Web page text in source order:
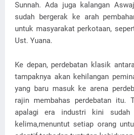
Sunnah. Ada juga kalangan
sudah bergerak ke arah
untuk masyarakat perkotaan,
Ust. Yuana.
Ke depan, perdebatan klasik
tampaknya akan kehilangan
yang baru masuk ke arena
rajin membahas perdebatan itu.
apalagi era industri kini sudah
kelima,menuntut setiap orang